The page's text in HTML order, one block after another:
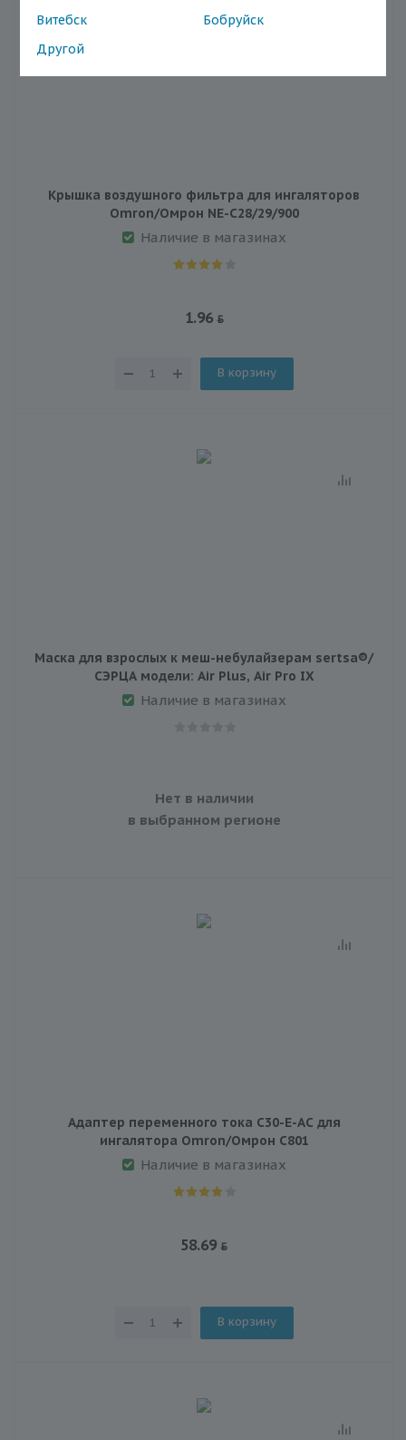
Витебск
Бобруйск
Другой
Крышка воздушного фильтра для ингаляторов
Omron/Омрон NE-C28/29/900
Наличие в магазинах
1.96
В корзину
Маска для взрослых к меш-небулайзерам sertsa®/
СЭРЦА модели: Air Plus, Air Pro IX
Наличие в магазинах
Нет в наличии
в выбранном регионе
Адаптер переменного тока C30-E-AC для
ингалятора Omron/Омрон C801
Наличие в магазинах
58.69
В корзину